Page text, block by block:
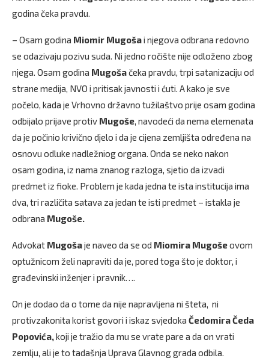
godina čeka pravdu.
– Osam godina Miomir Mugošai njegova odbrana redovno
se odazivaju pozivu suda. Ni jedno ročište nije odloženo zbog
njega. Osam godina Mugošačeka pravdu, trpi satanizaciju od
strane medija, NVO i pritisak javnosti i ćuti. A kako je sve
počelo, kada je Vrhovno državno tužilaštvo prije osam godina
odbijalo prijave protiv Mugoše, navodeći da nema elemenata
da je počinio krivično djelo i da je cijena zemljišta određena na
osnovu odluke nadležniog organa. Onda se neko nakon
osam godina, iz nama znanog razloga, sjetio da izvadi
predmet iz fioke. Problem je kada jedna te ista institucija ima
dva, tri različita satava za jedan te isti predmet – istakla je
odbrana Mugoše.
Advokat Mugošaje naveo da se od Miomira Mugošeovom
optužnicom želi napraviti da je, pored toga što je doktor, i
građevinski inženjer i pravnik….
On je dodao da o tome da nije napravljena ni šteta, ni
protivzakonita korist govori i iskaz svjedoka Čedomira Čeda
Popovića,koji je tražio da mu se vrate pare a da on vrati
zemlju, ali je to tadašnja Uprava Glavnog grada odbila.